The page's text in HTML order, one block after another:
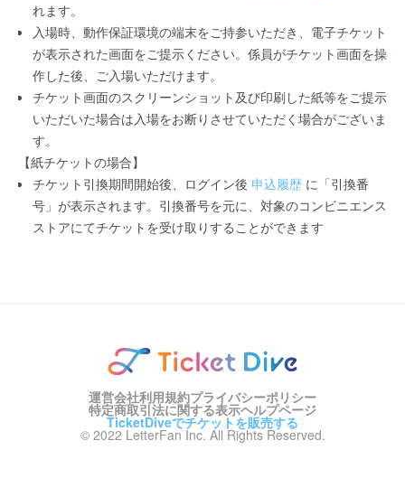
れます。
入場時、動作保証環境の端末をご持参いただき、電子チケット
が表示された画面をご提示ください。係員がチケット画面を操
作した後、ご入場いただけます。
チケット画面のスクリーンショット及び印刷した紙等をご提示
いただいた場合は入場をお断りさせていただく場合がございま
す。
【紙チケットの場合】
チケット引換期間開始後、ログイン後 申込履歴 に「引換番
号」が表示されます。引換番号を元に、対象のコンビニエンス
ストアにてチケットを受け取りすることができます
運営会社利用規約プライバシーポリシー
特定商取引法に関する表示ヘルプページ
TicketDiveでチケットを販売する
© 2022 LetterFan Inc. All Rights Reserved.